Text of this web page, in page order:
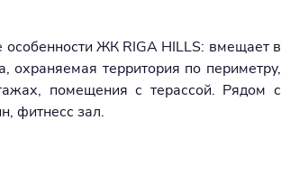
особенности ЖК RIGA HILLS: вмещает в
охраняемая территория по периметру,
помещения с терассой. Рядом с
фитнесс зал.